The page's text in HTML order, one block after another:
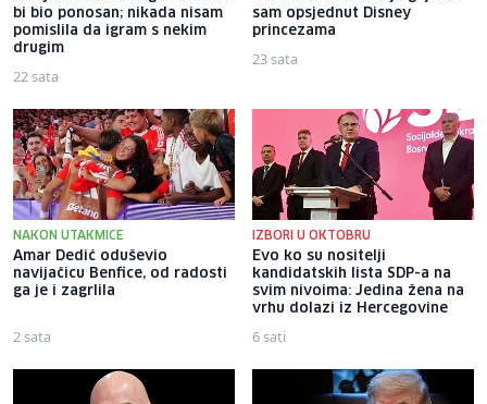
bi bio ponosan; nikada nisam
pomislila da igram s nekim
drugim
22 sata
sam opsjednut Disney
princezama
23 sata
NAKON UTAKMICE
Amar Dedić oduševio
navijačicu Benfice, od radosti
ga je i zagrlila
2 sata
IZBORI U OKTOBRU
Evo ko su nositelji
kandidatskih lista SDP-a na
svim nivoima: Jedina žena na
vrhu dolazi iz Hercegovine
6 sati